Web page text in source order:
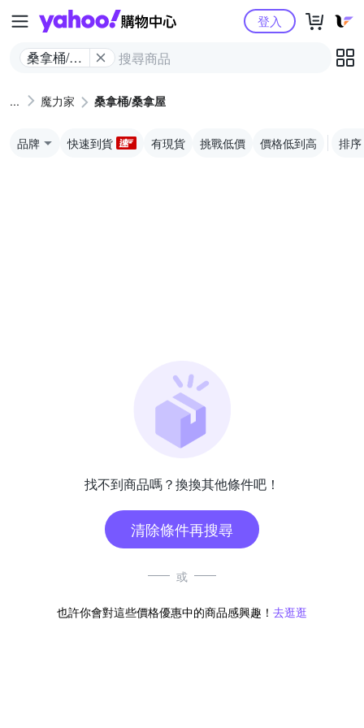
Yahoo購物中心
桑拿桶/桑
登入
魔力家 桑拿桶/桑拿屋
品牌 快速到貨 有現貨 挑戰低價 價格低到高 排序
找不到商品嗎？換換其他條件吧！
清除條件再搜尋
或
也許你會對這些價格優惠中的商品感興趣！ 去逛逛